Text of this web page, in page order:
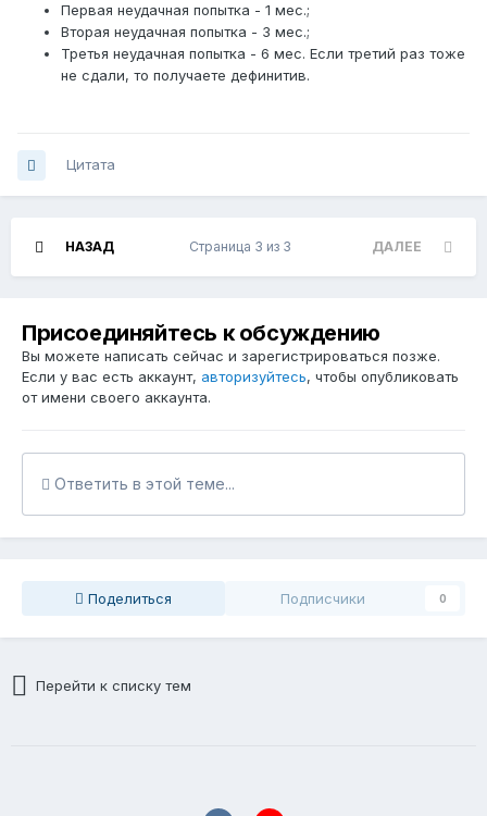
Первая неудачная попытка - 1 мес.;
Вторая неудачная попытка - 3 мес.;
Третья неудачная попытка - 6 мес. Если третий раз тоже
не сдали, то получаете дефинитив.
Цитата
НАЗАД ДАЛЕЕ
Страница 3 из 3
Присоединяйтесь к обсуждению
Вы можете написать сейчас и зарегистрироваться позже.
Если у вас есть аккаунт, авторизуйтесь, чтобы опубликовать
от имени своего аккаунта.
Ответить в этой теме...
Поделиться Подписчики 0
Перейти к списку тем